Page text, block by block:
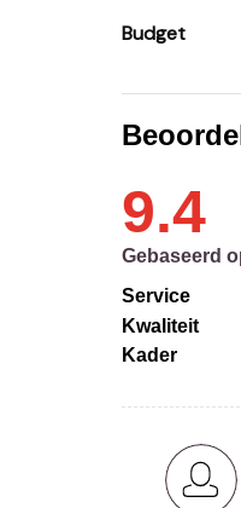
Budget
9.4
Gebaseerd
Service
Kwaliteit
Kader